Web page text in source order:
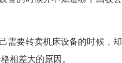
需要转卖机床设备的时候，
相差大的原因。